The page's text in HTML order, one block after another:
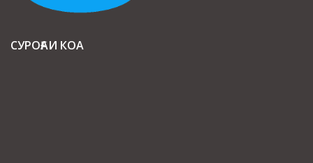
СУРОҒАИ КОА